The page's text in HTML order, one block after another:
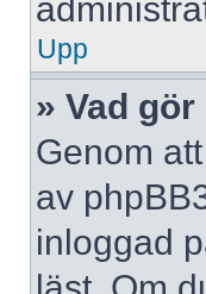
Upp
» Vad
Genom
av
inloggad